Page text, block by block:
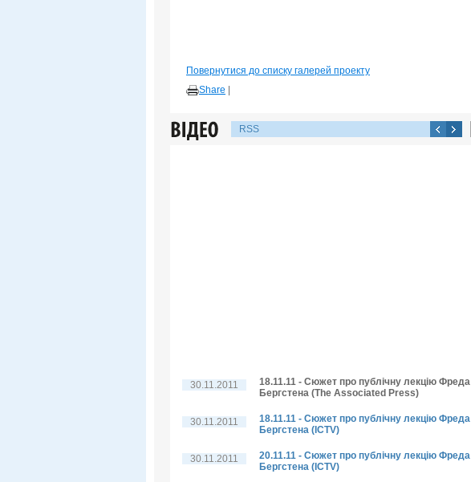
Повернутися до списку галерей проекту
Share
RSS
30.11.2011
18.11.11 - Сюжет про публічну лекцію Фреда
Бергстена (The Associated Press)
30.11.2011
18.11.11 - Сюжет про публічну лекцію Фреда
Бергстена (ICTV)
30.11.2011
20.11.11 - Сюжет про публічну лекцію Фреда
Бергстена (ICTV)